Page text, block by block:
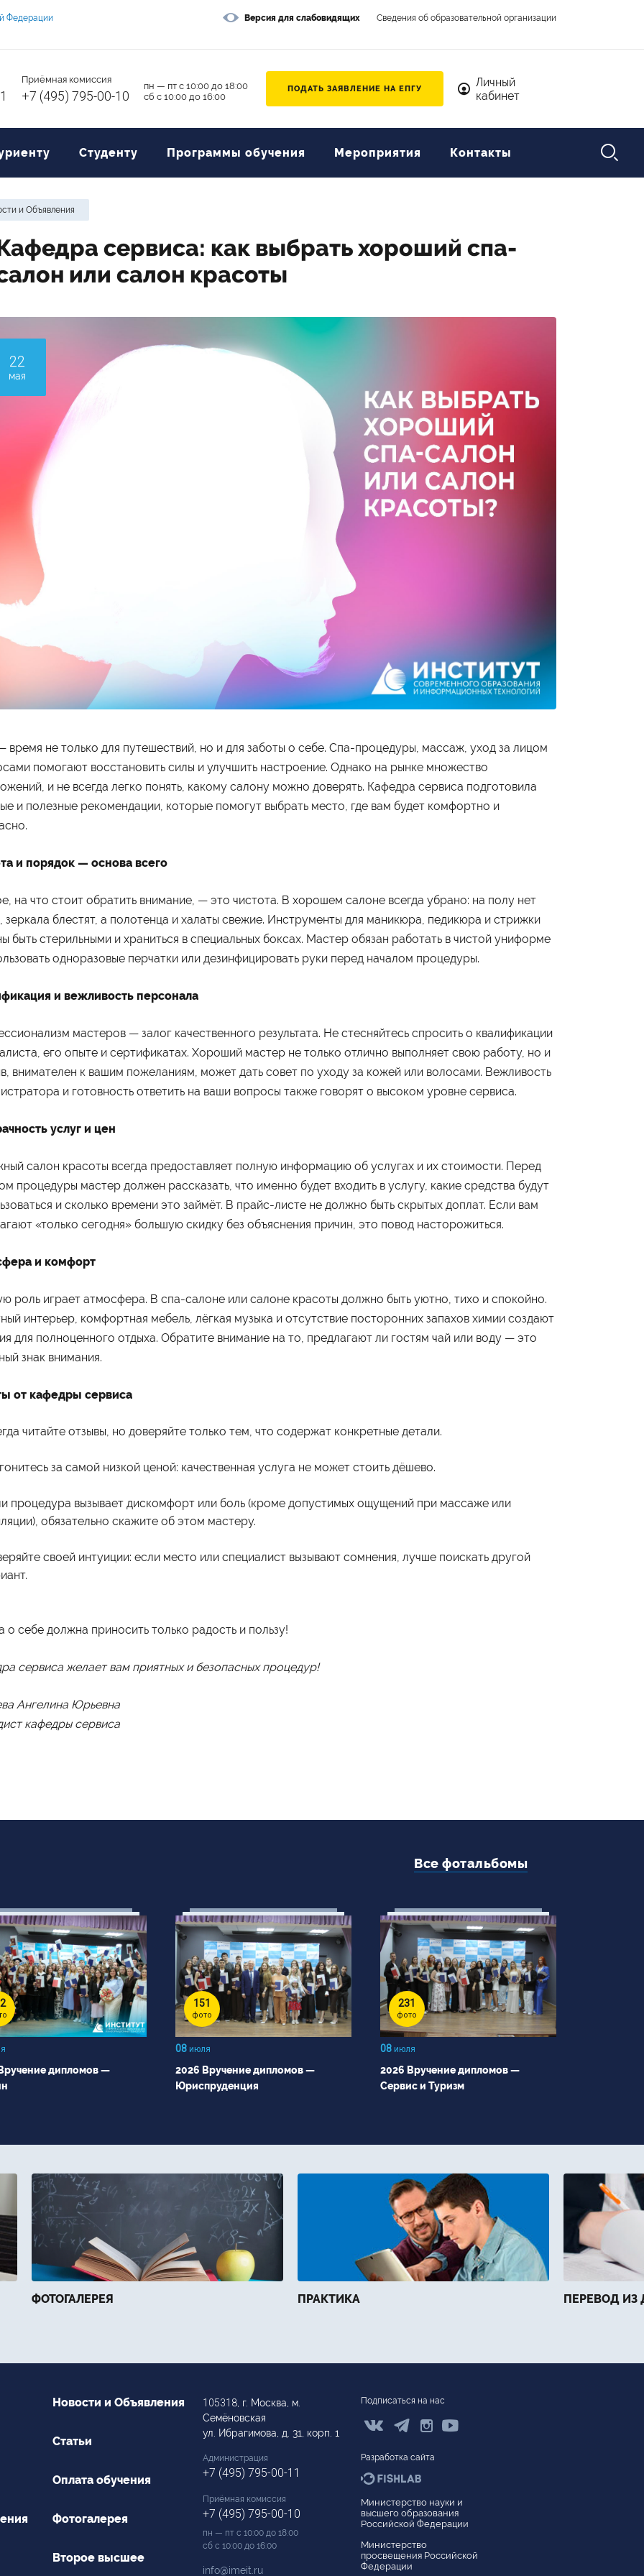
обучения
и связи с общественностью
Абитуриенту
Приёмная комиссия
Вопрос-ответ
Вступительные испытания
Списки поступающих
Международная программа
Студенту
Военно-учетный стол
Центр правовой помощи
форма обучения
Мероприятия
Подписаться на нас
 
Версия для слабовидящих
Сведения об образовательной организации
Федерации
Версия для слабовидящих Сведения об образовательной организации
Приёмная комиссия
+7 (495) 795-00-10
пн — пт с 10:00 до 18:00
сб с 10:00 до 16:00
ПОДАТЬ ЗАЯВЛЕНИЕ НА ЕПГУ
Личный
кабинет
Студенту Программы обучения Мероприятия Контакты 
и Объявления
сервиса: как выбрать хороший спа-
или салон красоты
22
мая
время не только для путешествий, но и для заботы о себе. Спа-процедуры, массаж, уход за лицом
помогают восстановить силы и улучшить настроение. Однако на рынке множество
и не всегда легко понять, какому салону можно доверять. Кафедра сервиса подготовила
и полезные рекомендации, которые помогут выбрать место, где вам будет комфортно и
и порядок — основа всего
на что стоит обратить внимание, — это чистота. В хорошем салоне всегда убрано: на полу нет
зеркала блестят, а полотенца и халаты свежие. Инструменты для маникюра, педикюра и стрижки
быть стерильными и храниться в специальных боксах. Мастер обязан работать в чистой униформе
одноразовые перчатки или дезинфицировать руки перед началом процедуры.
и вежливость персонала
мастеров — залог качественного результата. Не стесняйтесь спросить о квалификации
его опыте и сертификатах. Хороший мастер не только отлично выполняет свою работу, но и
внимателен к вашим пожеланиям, может дать совет по уходу за кожей или волосами. Вежливость
и готовность ответить на ваши вопросы также говорят о высоком уровне сервиса.
услуг и цен
салон красоты всегда предоставляет полную информацию об услугах и их стоимости. Перед
процедуры мастер должен рассказать, что именно будет входить в услугу, какие средства будут
и сколько времени это займёт. В прайс-листе не должно быть скрытых доплат. Если вам
«только сегодня» большую скидку без объяснения причин, это повод насторожиться.
и комфорт
роль играет атмосфера. В спа-салоне или салоне красоты должно быть уютно, тихо и спокойно.
интерьер, комфортная мебель, лёгкая музыка и отсутствие посторонних запахов химии создают
для полноценного отдыха. Обратите внимание на то, предлагают ли гостям чай или воду — это
знак внимания.
от кафедры сервиса
читайте отзывы, но доверяйте только тем, что содержат конкретные детали.
за самой низкой ценой: качественная услуга не может стоить дёшево.
процедура вызывает дискомфорт или боль (кроме допустимых ощущений при массаже или
обязательно скажите об этом мастеру.
своей интуиции: если место или специалист вызывают сомнения, лучше поискать другой
о себе должна приносить только радость и пользу!
сервиса желает вам приятных и безопасных процедур!
Ангелина Юрьевна
кафедры сервиса
Все фотальбомы
дипломов —
151
фото
08 июля
2026 Вручение дипломов —
Юриспруденция
231
фото
08 июля
2026 Вручение дипломов —
Сервис и Туризм
ФОТОГАЛЕРЕЯ ПРАКТИКА ПЕРЕВОД ИЗ
Новости и Объявления
Статьи
Оплата обучения
Фотогалерея
Второе высшее
Подписаться на нас
  
Разработка сайта
Министерство науки и
высшего образования
Российской Федерации
Министерство
просвещения Российской
Федерации
105318 , г. Москва, м.
Семёновская
ул. Ибрагимова, д. 31, корп. 1
Администрация
+7 (495) 795-00-11
Приёмная комиссия
+7 (495) 795-00-10
пн — пт с 10:00 до 18:00
сб с 10:00 до 16:00
info@imeit.ru